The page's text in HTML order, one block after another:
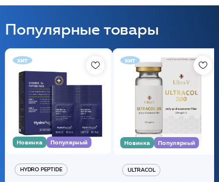
Популярные товары
хит
Новинка Популярный
HYDRO PEPTIDE
хит
Новинка Популярный
ULTRACOL